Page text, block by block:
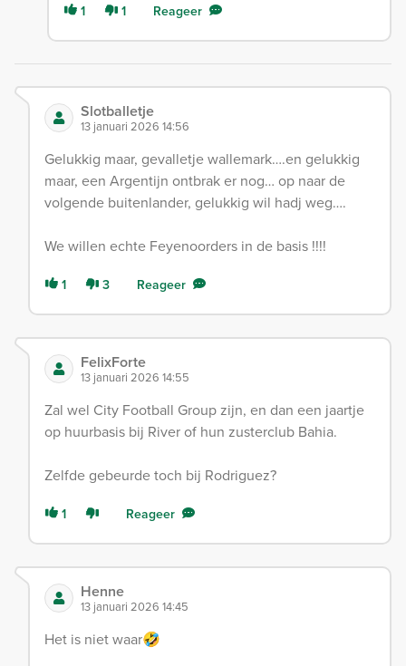
1 1 Reageer
Slotballetje
13 januari 2026 14:56
Gelukkig maar, gevalletje wallemark….en gelukkig
maar, een Argentijn ontbrak er nog… op naar de
volgende buitenlander, gelukkig wil hadj weg….
We willen echte Feyenoorders in de basis !!!!
1 3 Reageer
FelixForte
13 januari 2026 14:55
Zal wel City Football Group zijn, en dan een jaartje
op huurbasis bij River of hun zusterclub Bahia.
Zelfde gebeurde toch bij Rodriguez?
1 Reageer
Henne
13 januari 2026 14:45
Het is niet waar🤣